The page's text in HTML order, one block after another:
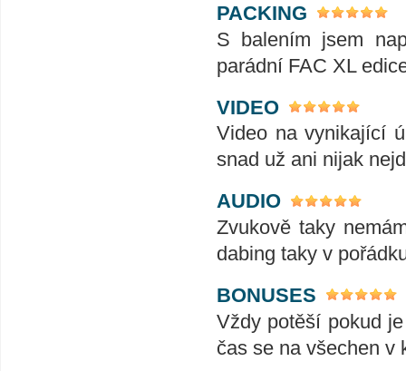
PACKING
S balením jsem
parádní FAC XL
VIDEO
Video na vynikající
snad už ani nijak
AUDIO
Zvukově taky
dabing taky v
BONUSES
Vždy potěší pokud
čas se na všechen v